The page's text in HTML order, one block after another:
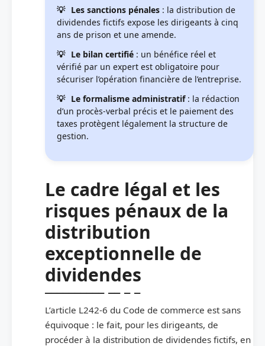
Les sanctions pénales : la distribution de
dividendes fictifs expose les dirigeants à cinq
ans de prison et une amende.
Le bilan certifié : un bénéfice réel et
vérifié par un expert est obligatoire pour
sécuriser l’opération financière de l’entreprise.
Le formalisme administratif: la rédaction
d’un procès-verbal précis et le paiement des
taxes protègent légalement la structure de
gestion.
Le cadre légal et les
risques pénaux de la
distribution
exceptionnelle de
dividendes
L’article L242-6 du Code de commerce est sans
équivoque : le fait, pour les dirigeants, de
procéder à la distribution de dividendes fictifs, en